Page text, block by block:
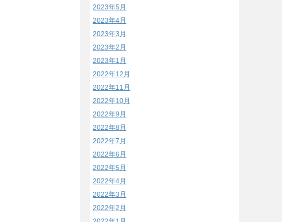
2023年5月
2023年4月
2023年3月
2023年2月
2023年1月
2022年12月
2022年11月
2022年10月
2022年9月
2022年8月
2022年7月
2022年6月
2022年5月
2022年4月
2022年3月
2022年2月